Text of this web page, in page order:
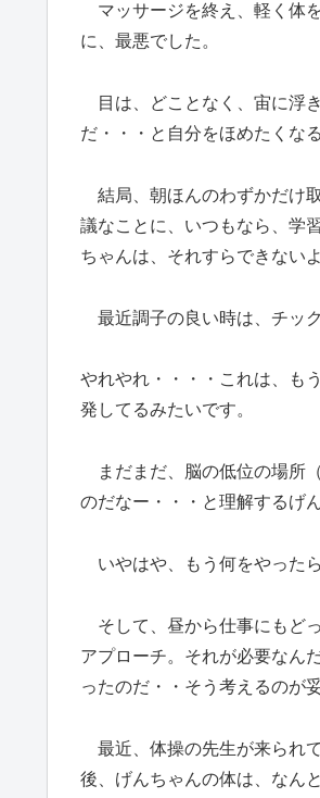
マッサージを終え、軽く体
に、最悪でした。
目は、どことなく、宙に浮
だ・・・と自分をほめたくな
結局、朝ほんのわずかだけ
議なことに、いつもなら、学
ちゃんは、それすらできない
最近調子の良い時は、チッ
やれやれ・・・・これは、も
発してるみたいです。
まだまだ、脳の低位の場所
のだなー・・・と理解するげ
いやはや、もう何をやった
そして、昼から仕事にもど
アプローチ。それが必要なん
ったのだ・・そう考えるのが
最近、体操の先生が来られ
後、げんちゃんの体は、なん